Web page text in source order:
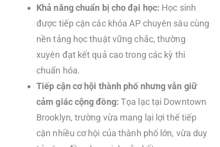
Khả năng chuẩn bị cho đại học: Học sinh
được tiếp cận các khóa AP chuyên sâu cùng
nền tảng học thuật vững chắc, thường
xuyên đạt kết quả cao trong các kỳ thi
chuẩn hóa.
Tiếp cận cơ hội thành phố nhưng vẫn giữ
cảm giác cộng đồng: Tọa lạc tại Downtown
Brooklyn, trường vừa mang lại lợi thế tiếp
cận nhiều cơ hội của thành phố lớn, vừa duy